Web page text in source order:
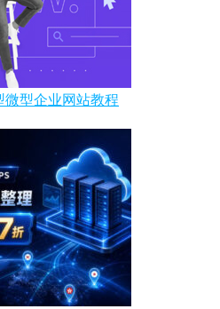
微型企业网站教程